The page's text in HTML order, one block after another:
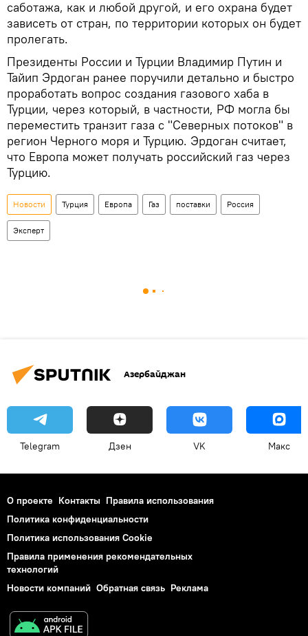
саботажа, как и любой другой, и его охрана будет
зависеть от стран, по территории которых он будет
пролегать.
Президенты России и Турции Владимир Путин и
Тайип Эрдоган ранее поручили детально и быстро
проработать вопрос создания газового хаба в
Турции, через который, в частности, РФ могла бы
переместить транзит газа с "Северных потоков" в
регион Черного моря и Турцию. Эрдоган считает,
что Европа может получать российский газ через
Турцию.
Новости Турция Европа Газ поставки Россия
Эксперт
Азербайджан
Telegram Дзен VK Макс
О проекте Контакты Правила использования
Политика конфиденциальности
Политика использования Cookie
Правила применения рекомендательных
технологий
Новости компаний Обратная связь Реклама